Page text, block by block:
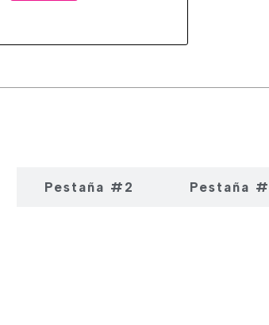
Pestaña #2 Pestaña